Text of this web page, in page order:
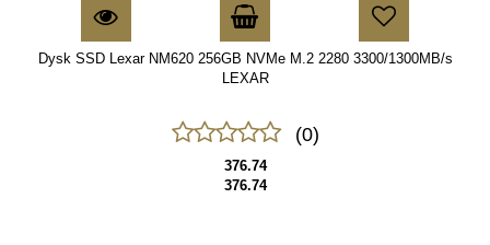
Dysk SSD Lexar NM620 256GB NVMe M.2 2280 3300/1300MB/s
LEXAR
(0)
376.74
376.74